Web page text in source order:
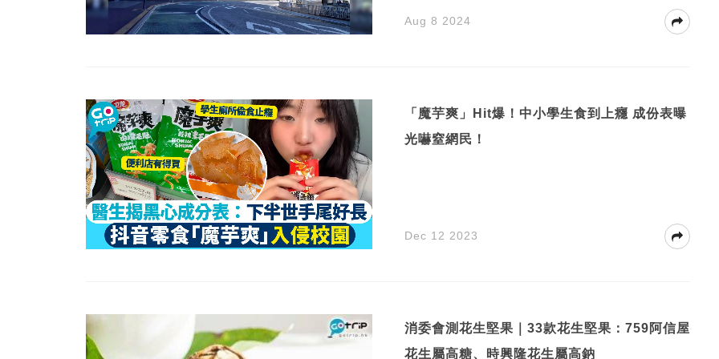
Aug 8 2024
「魔芋爽」Hit爆！中小學生食到上癮 成份表曝
光嚇窒網民！
Dec 12 2023
消委會測花生堅果｜33款花生堅果：759阿信屋
花生屬高糖、時興隆花生屬高鈉